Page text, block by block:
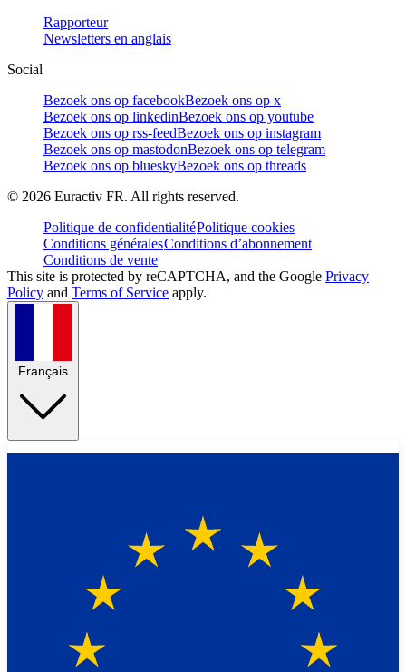
Rapporteur
Newsletters en anglais
Social
Bezoek ons op facebookBezoek ons op x
Bezoek ons op linkedinBezoek ons op youtube
Bezoek ons op rss-feedBezoek ons op instagram
Bezoek ons op mastodonBezoek ons op telegram
Bezoek ons op blueskyBezoek ons op threads
© 2026 Euractiv FR. All rights reserved.
Politique de confidentialitéPolitique cookies
Conditions généralesConditions d’abonnement
Conditions de vente
This site is protected by reCAPTCHA, and the Google Privacy
Policy and Terms of Service apply.
Français